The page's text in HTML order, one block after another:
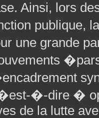
Ainsi, lors
publique,
une grande
�-dire �
de la lutte